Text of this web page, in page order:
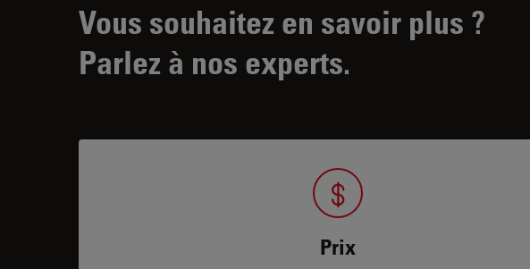
Vous souhaitez en savoir plus ?
Parlez à nos experts.
Prix